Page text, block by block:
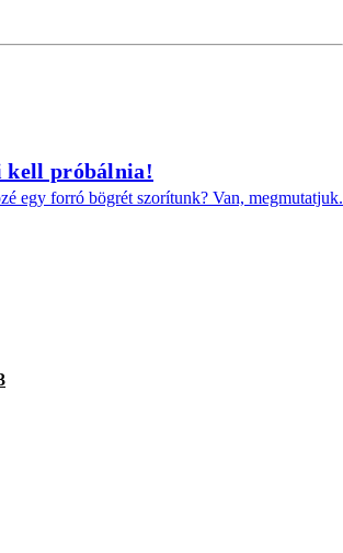
kell próbálnia!
egy forró bögrét szorítunk? Van, megmutatjuk.